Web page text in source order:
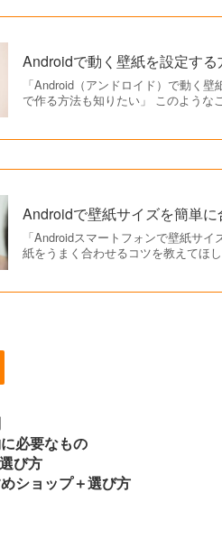
Androidで動く壁紙を設定す
「Android（アンドロイド）で動く
で作る方法も知りたい」 このよう
Androidで壁紙サイズを簡単
「Androidスマートフォンで壁紙サ
紙をうまく合わせるコツを教えてほ
必要なもの
び方
ショップ＋選び方